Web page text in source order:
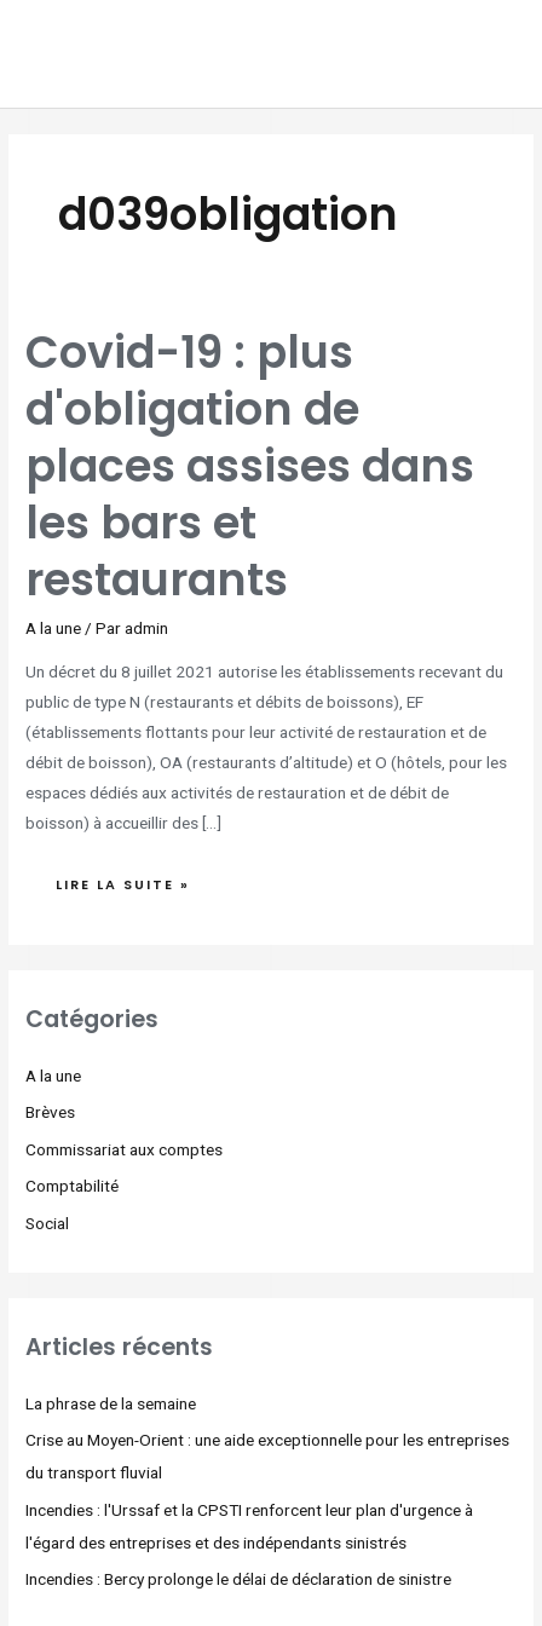
d039obligation
Covid-19 : plus
d'obligation de
places assises dans
les bars et
restaurants
A la une/ Paradmin
Un décret du 8 juillet 2021 autorise les établissements recevant du
public de type N (restaurants et débits de boissons), EF
(établissements flottants pour leur activité de restauration et de
débit de boisson), OA (restaurants d’altitude) et O (hôtels, pour les
espaces dédiés aux activités de restauration et de débit de
boisson) à accueillir des […]
COVID-
19
:
PLUS
DE
PLACES
ASSISES
DANS
BARS
ET
RESTAURANTS
LIRE LA SUITE »
Catégories
A la une
Brèves
Commissariat aux comptes
Comptabilité
Social
Articles récents
La phrase de la semaine
Crise au Moyen-Orient : une aide exceptionnelle pour les entreprises
du transport fluvial
Incendies : l'Urssaf et la CPSTI renforcent leur plan d'urgence à
l'égard des entreprises et des indépendants sinistrés
Incendies : Bercy prolonge le délai de déclaration de sinistre